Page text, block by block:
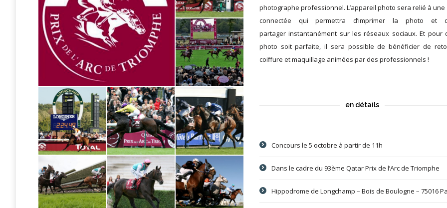
photographe professionnel. L’appareil photo sera relié à
connectée qui permettra d’imprimer la photo et
partager instantanément sur les réseaux sociaux. Et pour
photo soit parfaite, il sera possible de bénéficier de
coiffure et maquillage animées par des professionnels !
en détails
Concours le 5 octobre à partir de 11h
Dans le cadre du 93ème Qatar Prix de l’Arc de Triomphe
Hippodrome de Longchamp – Bois de Boulogne – 75016